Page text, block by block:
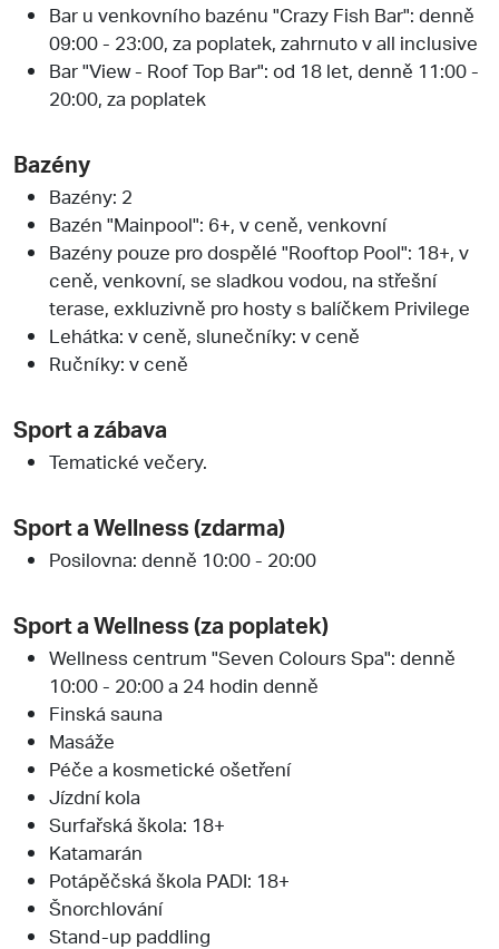
Bar u venkovního bazénu "Crazy Fish Bar": denně
09:00 - 23:00, za poplatek, zahrnuto v all inclusive
Bar "View - Roof Top Bar": od 18 let, denně 11:00 -
20:00, za poplatek
Bazény
Bazény: 2
Bazén "Mainpool": 6+, v ceně, venkovní
Bazény pouze pro dospělé "Rooftop Pool": 18+, v
ceně, venkovní, se sladkou vodou, na střešní
terase, exkluzivně pro hosty s balíčkem Privilege
Lehátka: v ceně, slunečníky: v ceně
Ručníky: v ceně
Sport a zábava
Tematické večery.
Sport a Wellness (zdarma)
Posilovna: denně 10:00 - 20:00
Sport a Wellness (za poplatek)
Wellness centrum "Seven Colours Spa": denně
10:00 - 20:00 a 24 hodin denně
Finská sauna
Masáže
Péče a kosmetické ošetření
Jízdní kola
Surfařská škola: 18+
Katamarán
Potápěčská škola PADI: 18+
Šnorchlování
Stand-up paddling